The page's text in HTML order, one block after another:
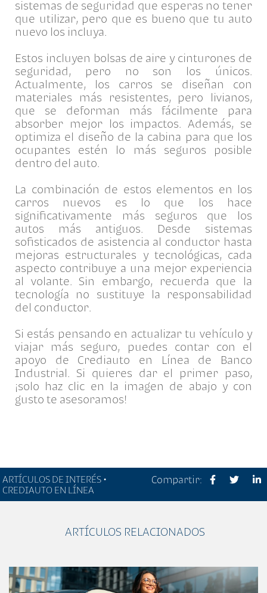
sistemas de seguridad que esperas no tener
que utilizar, pero que es bueno que tu auto
nuevo los incluya.
Estos incluyen bolsas de aire y cinturones de
seguridad, pero no son los únicos.
Actualmente, los carros se diseñan con
materiales más resistentes, pero livianos,
que se deforman más fácilmente para
absorber mejor los impactos. Además, se
optimiza el diseño de la cabina para que los
ocupantes estén lo más seguros posible
dentro del auto.
La combinación de estos elementos en los
carros nuevos es lo que los hace
significativamente más seguros que los
autos más antiguos. Desde sistemas
sofisticados de asistencia al conductor hasta
mejoras estructurales y tecnológicas, cada
aspecto contribuye a una mejor experiencia
al volante. Sin embargo, recuerda que la
tecnología no sustituye la responsabilidad
del conductor.
Si estás pensando en actualizar tu vehículo y
viajar más seguro, puedes contar con el
apoyo de Crediauto en Línea de Banco
Industrial. Si quieres dar el primer paso,
¡solo haz clic en la imagen de abajo y con
gusto te asesoramos!
ARTÍCULOS DE INTERÉS •
CREDIAUTO EN LÍNEA
Compartir:
ARTÍCULOS RELACIONADOS